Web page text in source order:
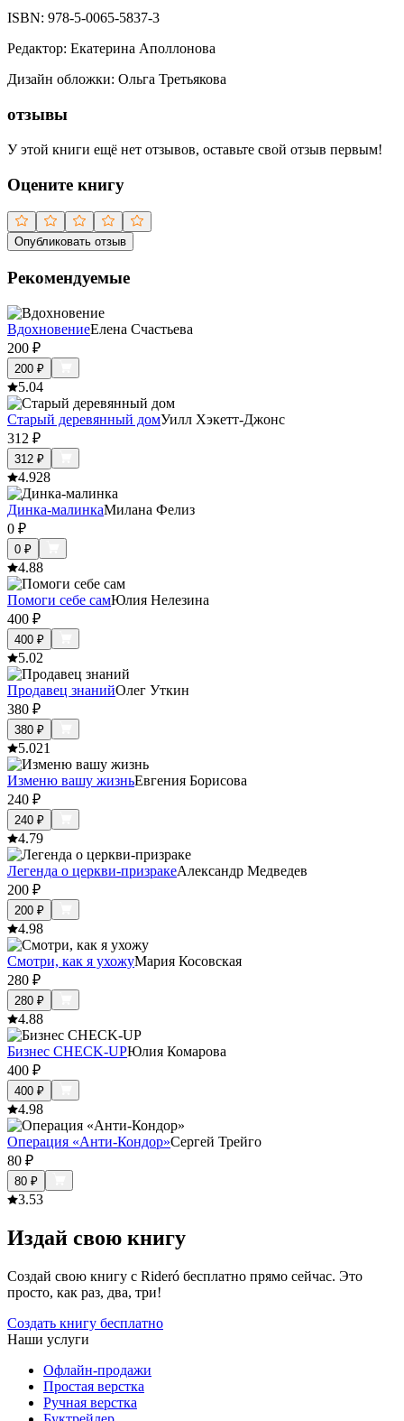
ISBN: 978-5-0065-5837-3
Редактор: Екатерина Аполлонова
Дизайн обложки: Ольга Третьякова
отзывы
У этой книги ещё нет отзывов, оставьте свой отзыв первым!
Оцените книгу
Опубликовать отзыв
Рекомендуемые
ВдохновениеЕлена Счастьева
200 ₽
200 ₽
5.04
Старый деревянный домУилл Хэкетт-Джонс
312 ₽
312 ₽
4.928
Динка-малинкаМилана Фелиз
0 ₽
0 ₽
4.88
Помоги себе самЮлия Нелезина
400 ₽
400 ₽
5.02
Продавец знанийОлег Уткин
380 ₽
380 ₽
5.021
Изменю вашу жизньЕвгения Борисова
240 ₽
240 ₽
4.79
Легенда о церкви-призракеАлександр Медведев
200 ₽
200 ₽
4.98
Смотри, как я ухожуМария Косовская
280 ₽
280 ₽
4.88
Бизнес CHECK-UPЮлия Комарова
400 ₽
400 ₽
4.98
Операция «Анти-Кондор»Сергей Трейго
80 ₽
80 ₽
3.53
Издай свою книгу
Создай свою книгу с Rideró бесплатно прямо сейчас. Это
просто, как раз, два, три!
Создать книгу бесплатно
Наши услуги
Офлайн-продажи
Простая верстка
Ручная верстка